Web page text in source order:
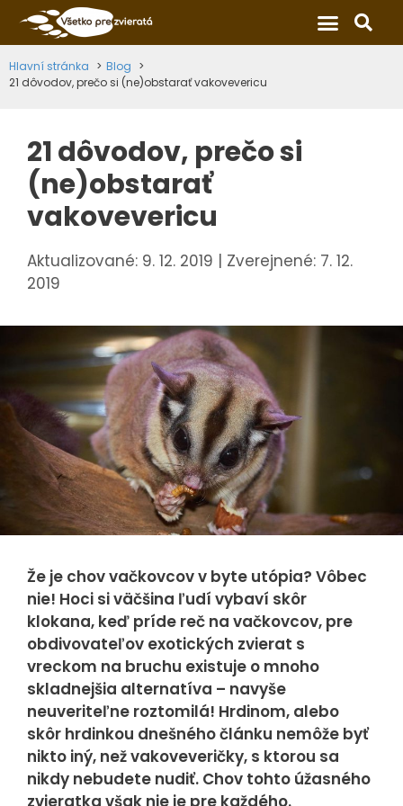
Hlavní stránka
Blog
21 dôvodov, prečo si (ne)obstarať vakovevericu
21 dôvodov, prečo si
(ne)obstarať
vakovevericu
9. 12. 2019
7. 12.
2019
Že je chov vačkovcov v byte utópia? Vôbec
nie! Hoci si väčšina ľudí vybaví skôr
klokana, keď príde reč na vačkovcov, pre
obdivovateľov exotických zvierat s
vreckom na bruchu existuje o mnoho
skladnejšia alternatíva – navyše
neuveriteľne roztomilá! Hrdinom, alebo
skôr hrdinkou dnešného článku nemôže byť
nikto iný, než vakoveveričky, s ktorou sa
nikdy nebudete nudiť. Chov tohto úžasného
Nevyhnutné
cookies
cookies sú
nutné pre
správnu
funkčnosť
webovej
stránky a ich
použitie
nemožno
zakázať. Tieto
cookies sa
žiadnym